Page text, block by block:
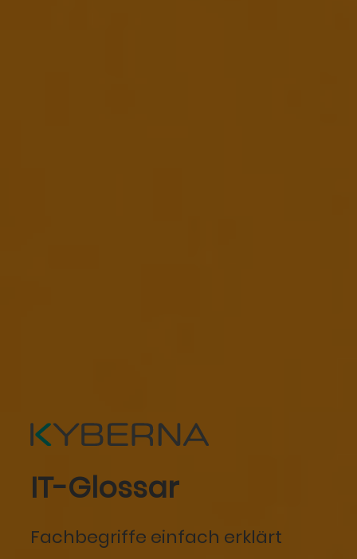
IT-Glossar
Fachbegriffe einfach erklärt